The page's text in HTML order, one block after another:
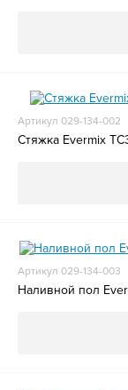
Артикул 029-134-002
Стяжка Evermix
Артикул 029-134-003
Наливной пол